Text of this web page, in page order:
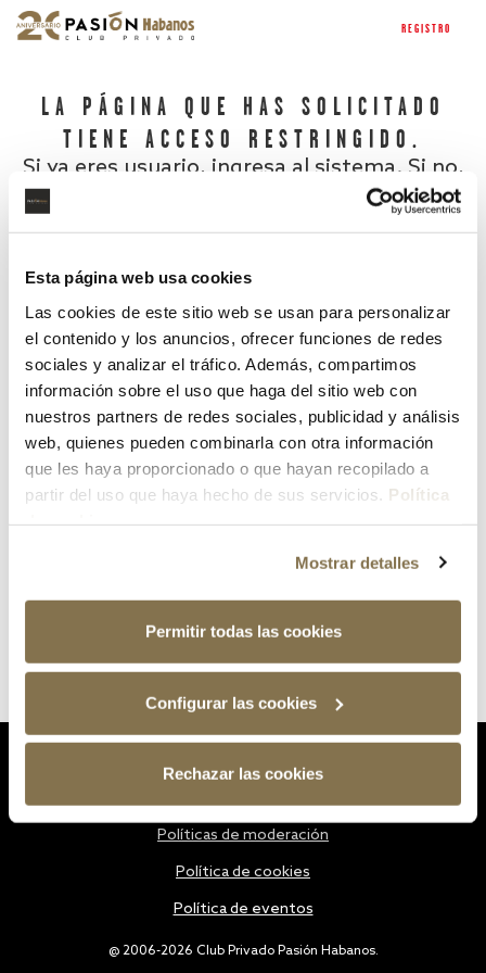
Esta página web usa cookies
Las cookies de este sitio web se usan para personalizar
el contenido y los anuncios, ofrecer funciones de redes
sociales y analizar el tráfico. Además, compartimos
información sobre el uso que haga del sitio web con
nuestros partners de redes sociales, publicidad y análisis
web, quienes pueden combinarla con otra información
que les haya proporcionado o que hayan recopilado a
partir del uso que haya hecho de sus servicios. Política
Mostrar detalles
Permitir todas las cookies
Configurar las cookies
Rechazar las cookies
REGISTRO
LA PÁGINA QUE HAS SOLICITADO
TIENE ACCESO RESTRINGIDO.
Si ya eres usuario, ingresa al sistema. Si no,
¿Has olvidado tu contraseña?
@ 2006-2026 Club Privado Pasión Habanos.
Políticas de moderación
Política de cookies
Política de eventos